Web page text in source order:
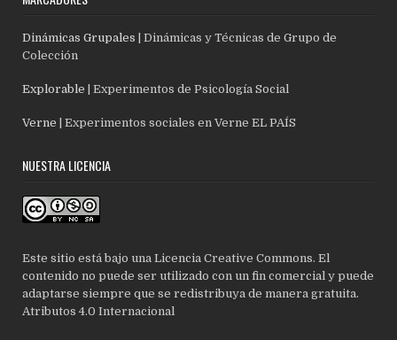
Dinámicas Grupales | Dinámicas y Técnicas de Grupo de
Colección
Explorable | Experimentos de Psicología Social
Verne | Experimentos sociales en Verne EL PAÍS
NUESTRA LICENCIA
Este sitio está bajo una Licencia Creative Commons. El
contenido no puede ser utilizado con un fin comercial y puede
adaptarse siempre que se redistribuya de manera gratuita.
Atributos 4.0 Internacional